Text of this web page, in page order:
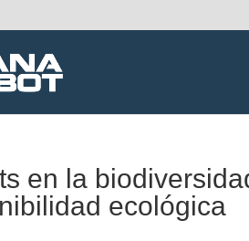
en la
ecológica